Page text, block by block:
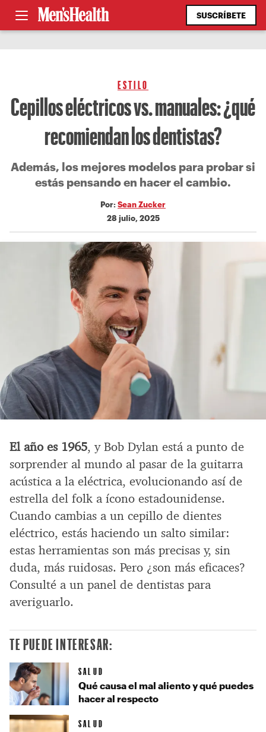
SUSCRÍBETE
ESTILO
Cepillos eléctricos vs. manuales: ¿qué
recomiendan los dentistas?
Además, los mejores modelos para probar si
estás pensando en hacer el cambio.
Por: Sean Zucker
28 julio, 2025
El año es 1965, y Bob Dylan está a punto de
sorprender al mundo al pasar de la guitarra
acústica a la eléctrica, evolucionando así de
estrella del folk a ícono estadounidense.
Cuando cambias a un cepillo de dientes
eléctrico, estás haciendo un salto similar:
estas herramientas son más precisas y, sin
duda, más ruidosas. Pero ¿son más eficaces?
Consulté a un panel de dentistas para
averiguarlo.
TE PUEDE INTERESAR:
SALUD
Qué causa el mal aliento y qué puedes
hacer al respecto
SALUD